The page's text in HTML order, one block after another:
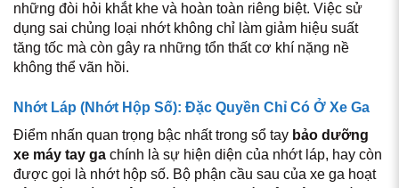
những đòi hỏi khắt khe và hoàn toàn riêng biệt. Việc sử
dụng sai chủng loại nhớt không chỉ làm giảm hiệu suất
tăng tốc mà còn gây ra những tổn thất cơ khí nặng nề
không thể vãn hồi.
Nhớt Láp (Nhớt Hộp Số): Đặc Quyền Chỉ Có Ở Xe Ga
Điểm nhấn quan trọng bậc nhất trong sổ tay bảo dưỡng
xe máy tay ga chính là sự hiện diện của nhớt láp, hay còn
được gọi là nhớt hộp số. Bộ phận cầu sau của xe ga hoạt